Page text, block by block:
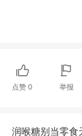
点赞 0 举报
润喉糖别当零食